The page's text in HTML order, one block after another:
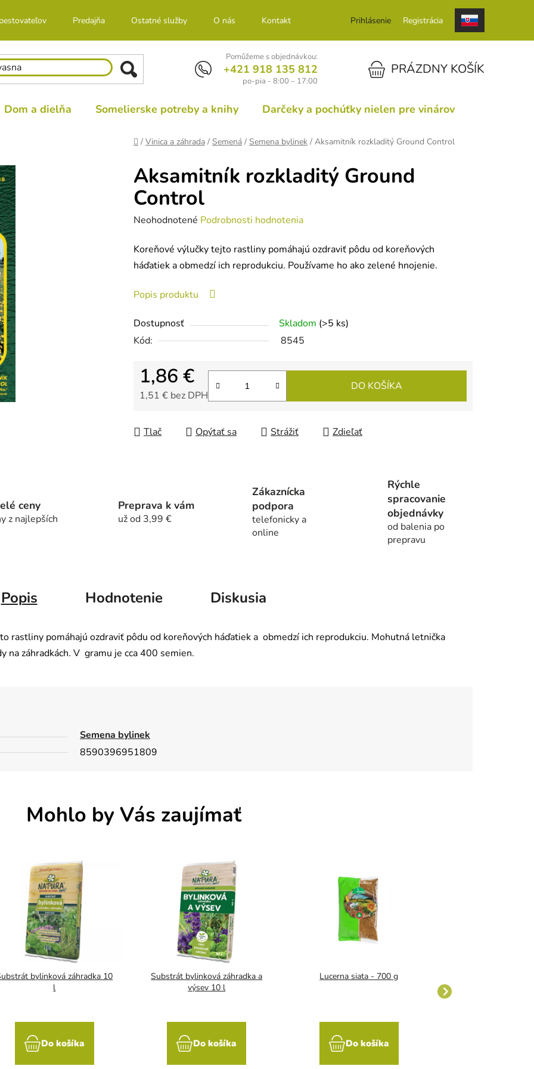
Predajňa Ostatné služby O nás Kontakt Prihlásenie Registrácia
Pomůžeme s objednávkou:
+421 918 135 812
po-pia - 8:00 – 17:00
NÁKUPNÝ KOŠÍKPRÁZDNY KOŠÍK
Dom a dielňa Somelierske potreby a knihy Darčeky a pochúťky nielen pre vinárov
Domov
/ Vinica a záhrada / Semená / Semena bylinek / Aksamitník rozkladitý Ground Control
Aksamitník rozkladitý Ground
Control
Priemerné
produktu
je
z
5
hviezdičiek.
Neohodnotené Podrobnosti hodnotenia
Koreňové výlučky tejto rastliny pomáhajú ozdraviť pôdu od koreňových
háďatiek a obmedzí ich reprodukciu. Používame ho ako zelené hnojenie.
Popis produktu
Dostupnosť Skladom (>5 ks)
Kód:
8545
1,86 €
1,51 € bez DPH
DO KOŠÍKA
Tlač Opýtať sa Strážiť Zdieľať
ceny
z najlepších
Preprava k vám
už od 3,99 €
Zákaznícka
podpora
telefonicky a
online
Rýchle
spracovanie
objednávky
od balenia po
prepravu
Popis Hodnotenie Diskusia
rastliny pomáhajú ozdraviť pôdu od koreňových háďatiek a obmedzí ich reprodukciu. Mohutná letnička
na záhradkách. V gramu je cca 400 semien.
Semena bylinek
8590396951809
Mohlo by Vás zaujímať
bylinková záhradka 10
l
Do košíka
Substrát bylinková záhradka a
výsev 10 l
Do košíka
Lucerna siata - 700 g
Do košíka